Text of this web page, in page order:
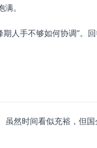
。
人手不够如何协调”。
虽然时间看似充裕，但